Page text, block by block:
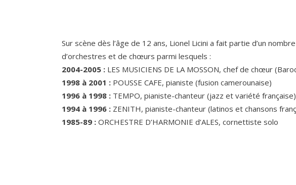
Sur scène dès l’âge de 12 ans, Lionel Licini a fait partie d’un
d’orchestres et de chœurs parmi lesquels :
2004-2005 : LES MUSICIENS DE LA MOSSON, chef de chœur
1998 à 2001 : POUSSE CAFE, pianiste (fusion camerounaise)
1996 à 1998 : TEMPO, pianiste-chanteur (jazz et variété française)
1994 à 1996 : ZENITH, pianiste-chanteur (latinos et chansons
1985-89 : ORCHESTRE D’HARMONIE d’ALES, cornettiste solo